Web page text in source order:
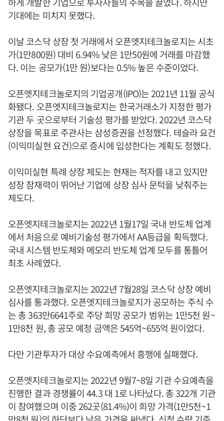
기대에는 미치지 못했다.
이날 코스닥 상장 첫 거래에서 오픈엣지테크놀로지는 시초
가(1만800원) 대비 6.94% 낮은 1만50원에 거래를 마감했
다. 이는 공모가(1만 원)보다는 0.5% 높은 수준이었다.
오픈엣지테크놀로지의 기업공개(IPO)는 2021년 11월 공식
화됐다. 오픈엣지테크놀로지는 한국거래소가 지정한 평가
기관 두 곳으로부터 기술성 평가를 받았다. 2022년 코스닥
상장을 목표로 주관사는 삼성증권을 선정했다. 테슬라 요건
(이익미실현 요건)으로 증시에 입성한다는 계획도 정했다.
이익미실현 특례 상장 제도는 현재는 적자를 내고 있지만
성장 잠재력이 뛰어난 기업에 상장 심사 문턱을 낮춰주는
제도다.
오픈엣지테크놀로지는 2022년 1월17일 국내 반도체 업계
에서 처음으로 예비기술성 평가에서 AA등급을 획득했다.
국내 시스템 반도체와 메모리 반도체 업계 모두를 통틀어
최초 사례였다.
오픈엣지테크놀로지는 2022년 7월28일 코스닥 상장 예비
심사를 통과했다. 오픈엣지테크놀로지가 공모하는 주식 수
는 총 363만6641주로 주당 희망 공모가 범위는 1만5천 원~
1만8천 원, 총 공모 예정 금액은 545억~655억 원이었다.
다만 기관투자가 대상 수요예측에서 흥행에 실패했다.
오픈엣지테크놀로지는 2022년 9월7~8일 기관 수요예측을
진행한 결과 경쟁률이 44.3 대 1로 나타났다. 총 322개 기관
이 참여했으며 이중 262곳(81.4%)이 희망 가격(1만5천~1